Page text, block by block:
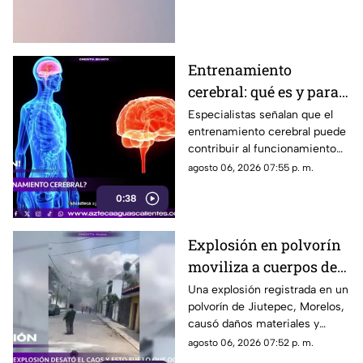
0:38
Entrenamiento
cerebral: qué es y para
qué sirve
Especialistas señalan que el
entrenamiento cerebral puede
contribuir al funcionamiento
cognitivo cuando se combina
agosto 06, 2026 07:55 p. m.
Explosión en polvorín
moviliza a cuerpos de
emergencia
Una explosión registrada en un
polvorín de Jiutepec, Morelos,
causó daños materiales y
generó un operativo de
agosto 06, 2026 07:52 p. m.